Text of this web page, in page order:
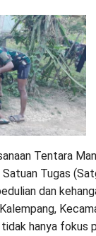
Tentara
Tugas
dan
hanya fokus